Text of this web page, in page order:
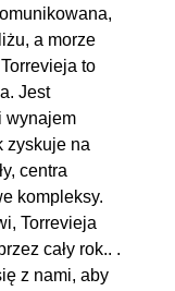
a morze
to
Jest
wynajem
zyskuje na
centra
kompleksy.
Torrevieja
cały rok.. .
z nami, aby